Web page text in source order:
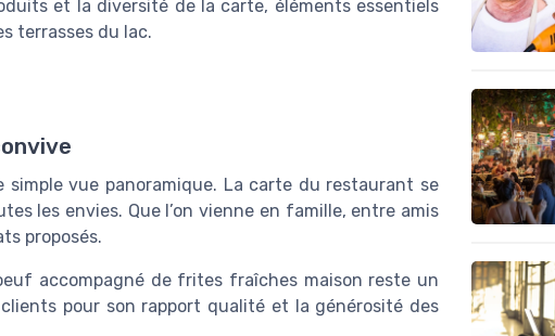
et la diversité de la carte, éléments essentiels
terrasses du lac.
vue panoramique. La carte du restaurant se
les envies. Que l’on vienne en famille, entre amis
proposés.
accompagné de frites fraîches maison reste un
pour son rapport qualité et la générosité des